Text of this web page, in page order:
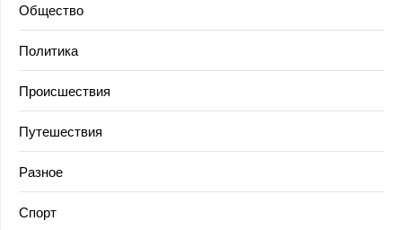
Общество
Политика
Происшествия
Путешествия
Разное
Спорт